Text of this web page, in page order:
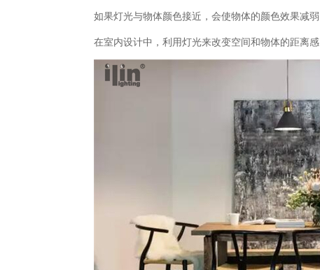
如果灯光与物体颜色接近，会使物体的颜色效果减
在室内设计中，利用灯光来改变空间和物体的距离